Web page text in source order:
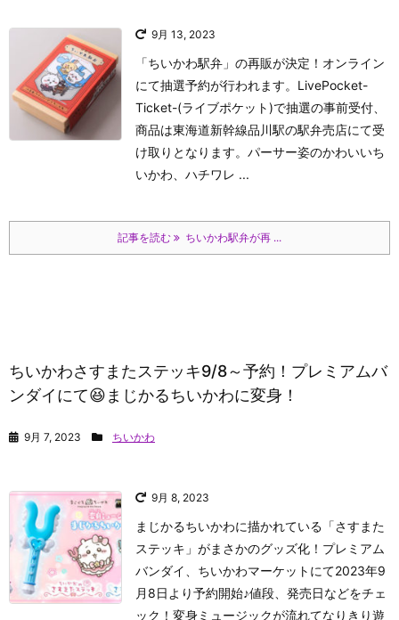
9月 13, 2023
「ちいかわ駅弁」の再販が決定！オンライン
にて抽選予約が行われます。LivePocket-
Ticket-(ライブポケット)で抽選の事前受付、
商品は東海道新幹線品川駅の駅弁売店にて受
け取りとなります。パーサー姿のかわいいち
いかわ、ハチワレ ...
記事を読む ちいかわ駅弁が再 ...
ちいかわさすまたステッキ9/8～予約！プレミアムバ
ンダイにて😆まじかるちいかわに変身！
9月 7, 2023 ちいかわ
9月 8, 2023
まじかるちいかわに描かれている「さすまた
ステッキ」がまさかのグッズ化！プレミアム
バンダイ、ちいかわマーケットにて2023年9
月8日より予約開始♪値段、発売日などをチェ
ック！変身ミュージックが流れてなりきり遊